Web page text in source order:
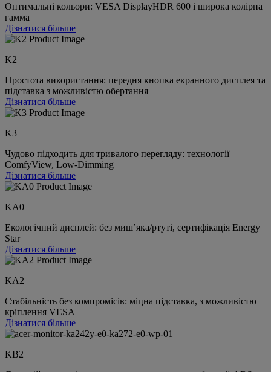
Оптимальні кольори: VESA DisplayHDR 600 і широка колірна
гамма
Дізнатися більше
K2
Простота використання: передня кнопка екранного дисплея та
підставка з можливістю обертання
Дізнатися більше
K3
Чудово підходить для тривалого перегляду: технології
ComfyView, Low-Dimming
Дізнатися більше
KA0
Екологічний дисплей: без миш’яка/ртуті, сертифікація Energy
Star
Дізнатися більше
KA2
Стабільність без компромісів: міцна підставка, з можливістю
кріплення VESA
Дізнатися більше
KB2